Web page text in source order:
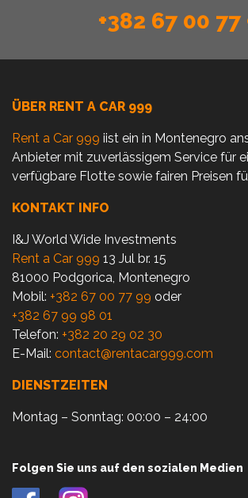
+382 67 00 77
ÜBER RENT A CAR 999
Rent a Car 999 iist ein in Montenegro
Anbieter mit zuverlässigem Service für
verfügbare Flotte sowie fairen Preisen
KONTAKT INFO
I&J World Wide Investments
Rent a Car 999 13 Jul br. 15
81000 Podgorica, Montenegro
Mobil: +382 67 00 77 99 oder
+382 67 99 98 01
Telefon: +382 20 29 02 30
E-Mail: contact@rentacar999.com
DIENSTZEITEN
Montag – Sonntag: 00:00 – 24:00
Folgen Sie uns auf den sozialen Medien